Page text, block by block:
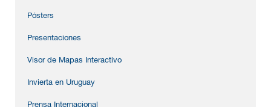
Pósters
Presentaciones
Visor de Mapas Interactivo
Invierta en Uruguay
Prensa Internacional